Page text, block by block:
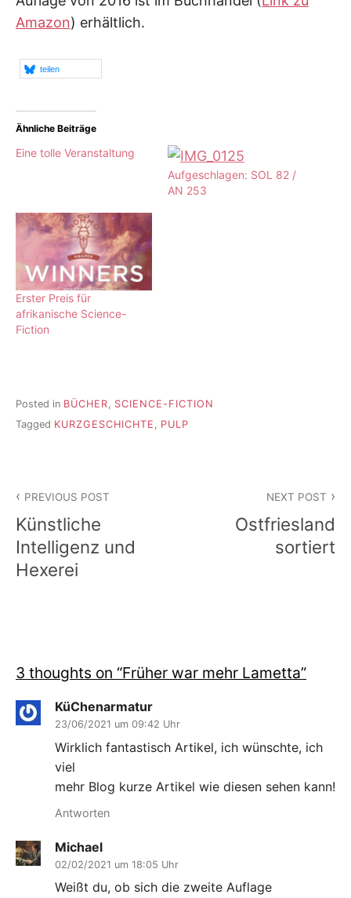
Amazon) erhältlich.
teilen
Ähnliche Beiträge
Eine tolle Veranstaltung
Aufgeschlagen: SOL 82 /
AN 253
Erster Preis für
afrikanische Science-
Fiction
Posted in BÜCHER
SCIENCE-FICTION
Tagged KURZGESCHICHTE , PULP
PREVIOUS POST
Künstliche
Intelligenz und
Hexerei
NEXT POST
Ostfriesland
sortiert
3 thoughts on “Früher war mehr Lametta”
KüChenarmatur
23/06/2021 um 09:42 Uhr
Wirklich fantastisch Artikel, ich wünschte, ich
viel
mehr Blog kurze Artikel wie diesen sehen kann!
Antworten
Michael
02/02/2021 um 18:05 Uhr
Weißt du, ob sich die zweite Auflage